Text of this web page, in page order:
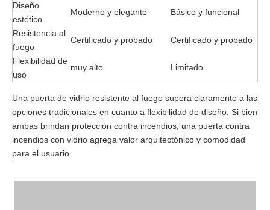
Diseño
estético
Moderno y elegante Básico y funcional
Resistencia al
fuego
Certificado y probado Certificado y probado
Flexibilidad de
uso
muy alto Limitado
Una puerta de vidrio resistente al fuego supera claramente a las
opciones tradicionales en cuanto a flexibilidad de diseño. Si bien
ambas brindan protección contra incendios, una puerta contra
incendios con vidrio agrega valor arquitectónico y comodidad
para el usuario.